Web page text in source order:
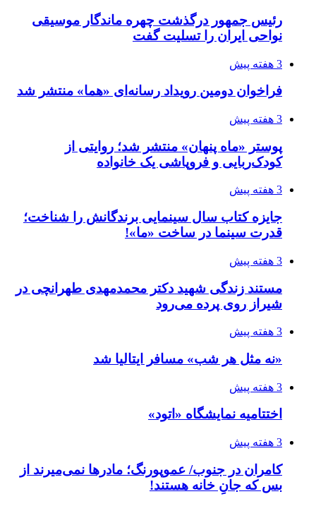
رئیس جمهور درگذشت چهره ماندگار موسیقی
نواحی ایران را تسلیت گفت
3 هفته پیش
فراخوان دومین رویداد رسانه‌ای «هما» منتشر شد
3 هفته پیش
پوستر «ماه پنهان» منتشر شد؛ روایتی از
کودک‌ربایی و فروپاشی یک خانواده
3 هفته پیش
جایزه کتاب سال سینمایی برندگانش را شناخت؛
قدرت سینما در ساخت «ما»!
3 هفته پیش
مستند زندگی شهید دکتر محمدمهدی طهرانچی در
شیراز روی پرده می‌رود
3 هفته پیش
«نه مثل هر شب» مسافر ایتالیا شد
3 هفته پیش
اختتامیه نمایشگاه «اتود»
3 هفته پیش
کامران در جنوب/ عموپورنگ؛ مادرها نمی‌میرند از
بس که جانِ خانه هستند!